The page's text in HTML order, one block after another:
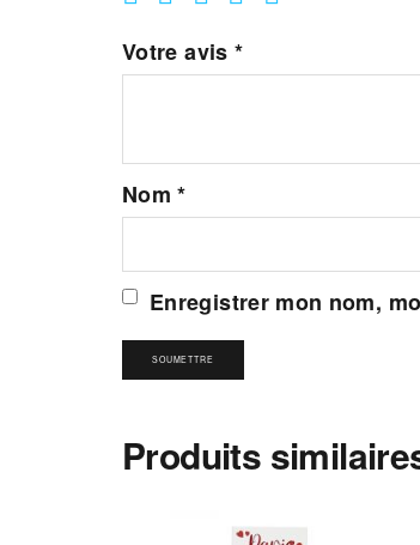
Votre avis *
Nom*
Enregistrer mon nom,
Produits